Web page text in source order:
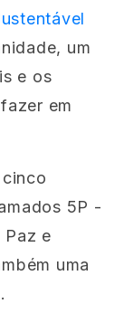
um
e os
em
5P -
Paz e
uma